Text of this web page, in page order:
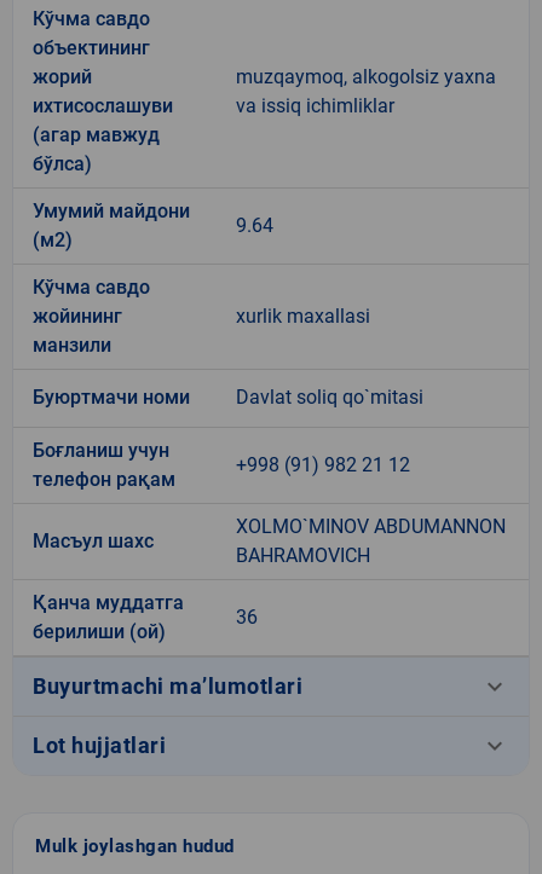
Кўчма савдо
объектининг
жорий
ихтисослашуви
(агар мавжуд
бўлса)
muzqaymoq, alkogolsiz yaxna
va issiq ichimliklar
Умумий майдони
(м2)
9.64
Кўчма савдо
жойининг
манзили
xurlik maxallasi
Буюртмачи номи Davlat soliq qo`mitasi
Боғланиш учун
телефон рақам
+998 (91) 982 21 12
Масъул шахс
XOLMO`MINOV ABDUMANNON
BAHRAMOVICH
Қанча муддатга
берилиши (ой)
36
Buyurtmachi ma’lumotlari keyboard_arrow_down
Lot hujjatlari keyboard_arrow_down
Mulk joylashgan hudud